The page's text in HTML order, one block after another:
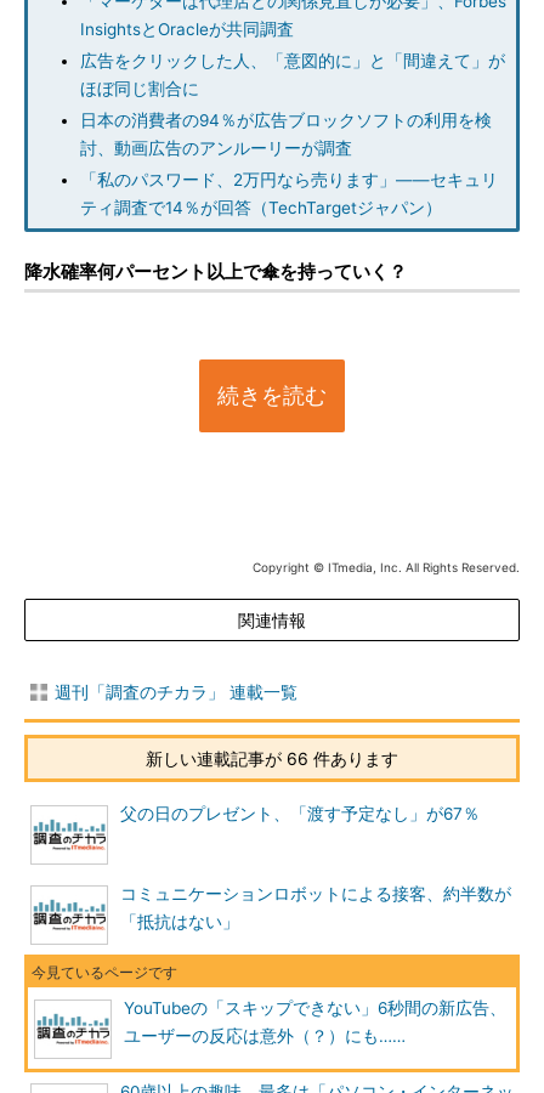
InsightsとOracleが共同調査
広告をクリックした人、「意図的に」と「間違えて」が
ほぼ同じ割合に
日本の消費者の94％が広告ブロックソフトの利用を検
討、動画広告のアンルーリーが調査
「私のパスワード、2万円なら売ります」――セキュリ
ティ調査で14％が回答（TechTargetジャパン）
降水確率何パーセント以上で傘を持っていく？
続きを読む
Copyright © ITmedia, Inc. All Rights Reserved.
関連情報
週刊「調査のチカラ」 連載一覧
新しい連載記事が 66 件あります
父の日のプレゼント、「渡す予定なし」が67％
コミュニケーションロボットによる接客、約半数が
「抵抗はない」
YouTubeの「スキップできない」6秒間の新広告、
ユーザーの反応は意外（？）にも……